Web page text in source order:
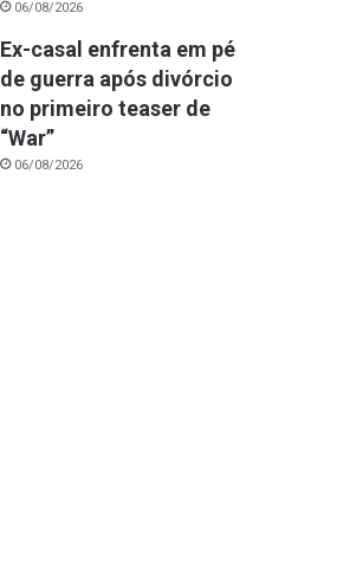
06/08/2026
Ex-casal enfrenta em pé
de guerra após divórcio
no primeiro teaser de
“War”
06/08/2026